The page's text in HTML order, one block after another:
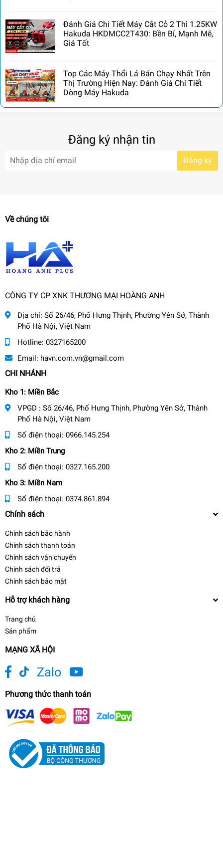
Đánh Giá Chi Tiết Máy Cắt Cỏ 2 Thì 1.25KW
Hakuda HKDMCC2T430: Bền Bỉ, Mạnh Mẽ,
Giá Tốt
Top Các Máy Thổi Lá Bán Chạy Nhất Trên
Thị Trường Hiện Nay: Đánh Giá Chi Tiết
Dòng Máy Hakuda
Đăng ký nhận tin
Đăng ký
Về chúng tôi
CÔNG TY CP XNK THƯƠNG MẠI HOÀNG ANH
Địa chỉ: Số 26/46, Phố Hưng Thịnh, Phường Yên Sở, Thành
Phố Hà Nội, Việt Nam
Hotline: 0327165200
Email: havn.com.vn@gmail.com
CHI NHÁNH
Kho 1: Miền Bắc
VPGD : Số 26/46, Phố Hưng Thịnh, Phường Yên Sở, Thành
Phố Hà Nội, Việt Nam
Số điện thoại: 0966.145.254
Kho 2: Miền Trung
Số điện thoại: 0327.165.200
Kho 3: Miền Nam
Số điện thoại: 0374.861.894
Chính sách
Chính sách bảo hành
Chính sách thanh toán
Chính sách vận chuyển
Chính sách đổi trả
Chính sách bảo mật
Hỗ trợ khách hàng
Trang chủ
Sản phẩm
MẠNG XÃ HỘI
Zalo
Phương thức thanh toán